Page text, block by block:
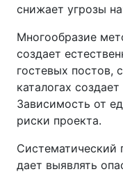
снижает угрозы
Многообразие
создает
гостевых постов,
каталогах
Зависимость от
риски проекта.
Систематический
дает выявлять